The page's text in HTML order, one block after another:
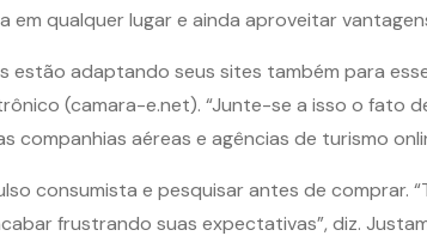
qualquer lugar e ainda aproveitar
adaptando seus sites também para
(camara-e.net). “Junte-se a isso o fato
aéreas e agências de turismo
consumista e pesquisar antes de comprar.
frustrando suas expectativas”, diz.